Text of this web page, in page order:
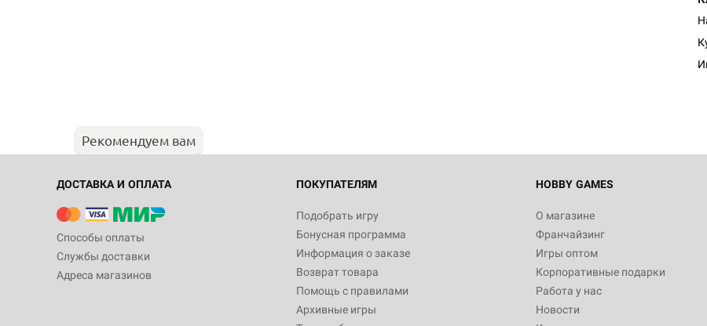
Рекомендуем вам
ДОСТАВКА И ОПЛАТА
Способы оплаты
Службы доставки
Адреса магазинов
ПОКУПАТЕЛЯМ
Подобрать игру
Бонусная программа
Информация о заказе
Возврат товара
Помощь с правилами
Архивные игры
HOBBY GAMES
О магазине
Франчайзинг
Игры оптом
Корпоративные подарки
Работа у нас
Новости